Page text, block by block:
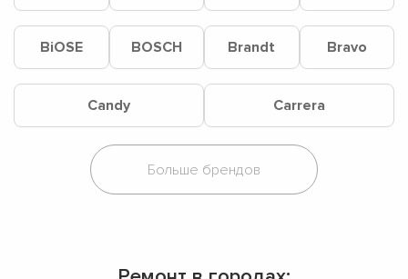
BiOSE BOSCH Brandt Bravo
Candy Carrera